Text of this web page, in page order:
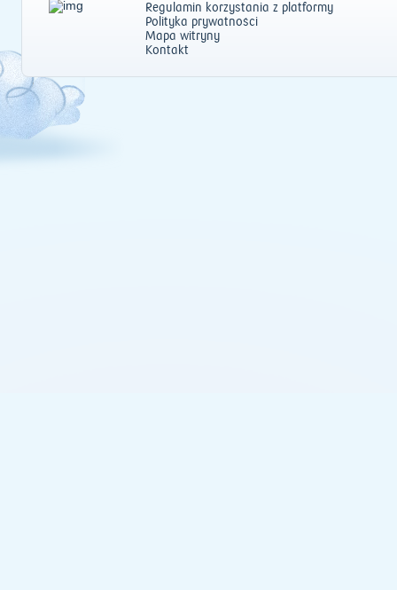
Regulamin korzystania z platformy
Polityka prywatności
Mapa witryny
Kontakt